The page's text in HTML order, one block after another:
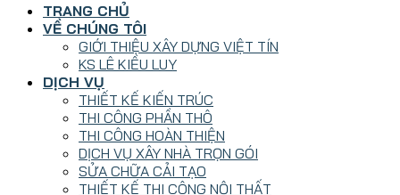
TRANG CHỦ
VỀ CHÚNG TÔI
GIỚI THIỆU XÂY DỰNG VIỆT TÍN
KS LÊ KIỀU LUY
DỊCH VỤ
THIẾT KẾ KIẾN TRÚC
THI CÔNG PHẦN THÔ
THI CÔNG HOÀN THIỆN
DỊCH VỤ XÂY NHÀ TRỌN GÓI
SỬA CHỮA CẢI TẠO
THIẾT KẾ THI CÔNG NỘI THẤT